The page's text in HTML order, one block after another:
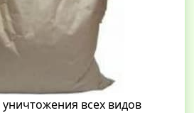
всех видов